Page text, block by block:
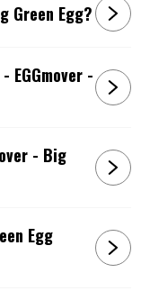
Green Egg?
EGGmover -
- Big
Egg